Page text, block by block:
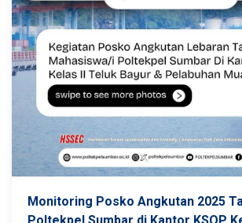
Monitoring Posko Angkutan 2025